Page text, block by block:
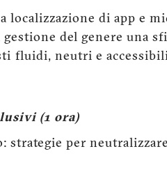
localizzazione di app e
del genere una
fluidi, neutri e
(1 ora)
strategie per